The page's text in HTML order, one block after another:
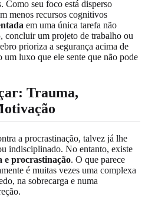
Como seu foco está disperso
menos recursos cognitivos
em uma única tarefa não
concluir um projeto de trabalho ou
prioriza a segurança acima de
luxo que ele sente que não pode
Trauma,
a procrastinação, talvez já lhe
indisciplinado. No entanto, existe
e procrastinação. O que parece
é muitas vezes uma complexa
na sobrecarga e numa